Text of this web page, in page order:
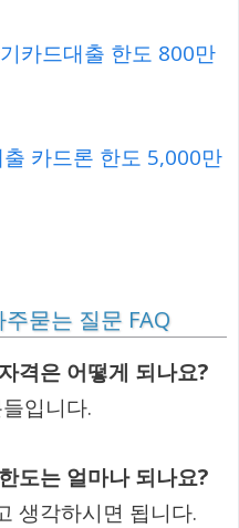
카드대출 한도 800만
카드론 한도 5,000만
묻는 질문 FAQ
격은 어떻게 되나요?
입니다.
도는 얼마나 되나요?
생각하시면 됩니다.